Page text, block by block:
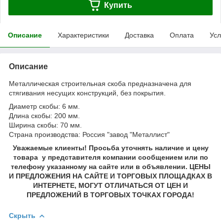
Купить
Описание Характеристики Доставка Оплата
Описание
Металлическая строительная скоба предназначена для
стягивания несущих конструкций, без покрытия.
Диаметр скобы: 6 мм.
Длина скобы: 200 мм.
Ширина скобы: 70 мм.
Страна производства: Россия "завод "Металлист"
Уважаемые клиенты! Просьба уточнять наличие и цену
товара у представителя компании сообщением или по
телефону указанному на сайте или в объявлении. ЦЕНЫ
И ПРЕДЛОЖЕНИЯ НА САЙТЕ И ТОРГОВЫХ ПЛОЩАДКАХ В
ИНТЕРНЕТЕ, МОГУТ ОТЛИЧАТЬСЯ ОТ ЦЕН И
ПРЕДЛОЖЕНИЙ В ТОРГОВЫХ ТОЧКАХ ГОРОДА!
Скрыть